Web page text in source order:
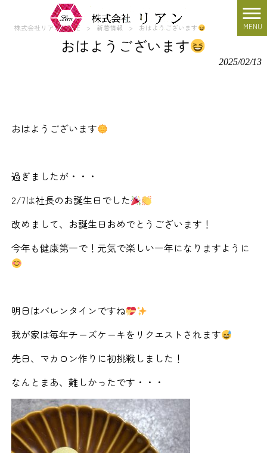
MENU
株式会社リアン HOME > 新着情報 > おはようございます
おはようございます
2025/02/13
おはようございます
過ぎましたが・・・
2/7は社長のお誕生日でした
改めまして、お誕生日おめでとうございます！
今年も健康第一で！元気で楽しい一年になりますように
明日はバレンタインですね
我が家は毎年チーズケーキをリクエストされます
先日、マカロン作りに初挑戦しました！
なんとまあ、難しかったです・・・